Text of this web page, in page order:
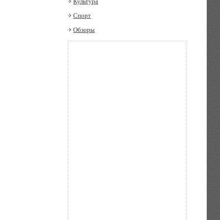
Спорт
Обзоры